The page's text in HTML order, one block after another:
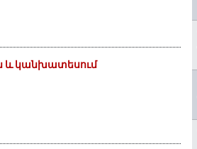
և կանխատեսում